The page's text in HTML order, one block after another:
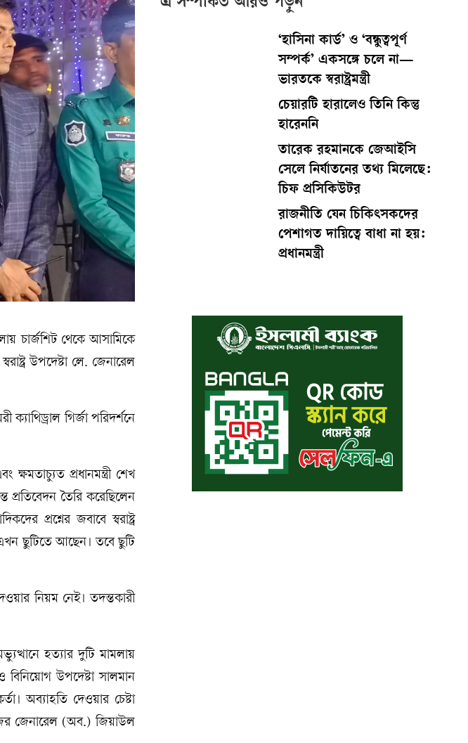
চার্জশিট থেকে আসামিকে
উপদেষ্টা লে. জেনারেল
ক্যাথিড্রাল গির্জা পরিদর্শনে
প্রধানমন্ত্রী শেখ
প্রতিবেদন তৈরি করেছিলেন
প্রশ্নের জবাবে স্বরাষ্ট্র
ছুটিতে আছেন। তবে ছুটি
নিয়ম নেই। তদন্তকারী
হত্যার দুটি মামলায়
বিনিয়োগ উপদেষ্টা সালমান
অব্যাহতি দেওয়ার চেষ্টা
জেনারেল (অব.) জিয়াউল
‘হাসিনা কার্ড’ ও ‘বন্ধুত্বপূর্ণ
সম্পর্ক’ একসঙ্গে চলে না—
ভারতকে স্বরাষ্ট্রমন্ত্রী
চেয়ারটি হারালেও তিনি কিন্তু
হারেননি
তারেক রহমানকে জেআইসি
সেলে নির্যাতনের তথ্য মিলেছে:
চিফ প্রসিকিউটর
রাজনীতি যেন চিকিৎসকদের
পেশাগত দায়িত্বে বাধা না হয়:
প্রধানমন্ত্রী